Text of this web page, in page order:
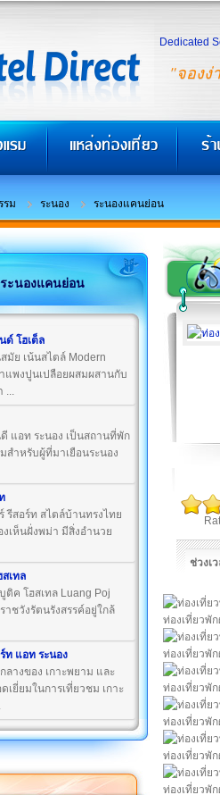
"จองง่
Dedicated
รม ระนอง ระนองแคนย่อน
ะนองแคนย่อน
ด์ โฮเต็ล
มัย เน้นสไตล์ Modern
แพงปูนเปลือยผสมผสานกับ
...
แอท ระนอง เป็นสถานที่พัก
สำหรับผู้ที่มาเยือนระนอง
รีสอร์ท สไตล์บ้านทรงไทย
งเห็นฝั่งพม่า มีสิ่งอำนวย
เทล
ติค โฮสเทล Luang Poj
าชวังรัตนรังสรรค์อยู่ใกล้
ท แอท ระนอง
ลางของ เกาะพยาม และ
เยี่ยมในการเที่ยวชม เกาะ
ช่วงเ
ท่องเที่ยวพั
ท่องเที่ยวพั
ท่องเที่ยวพั
ท่องเที่ยวพั
ท่องเที่ยวพั
ท่องเที่ยวพั